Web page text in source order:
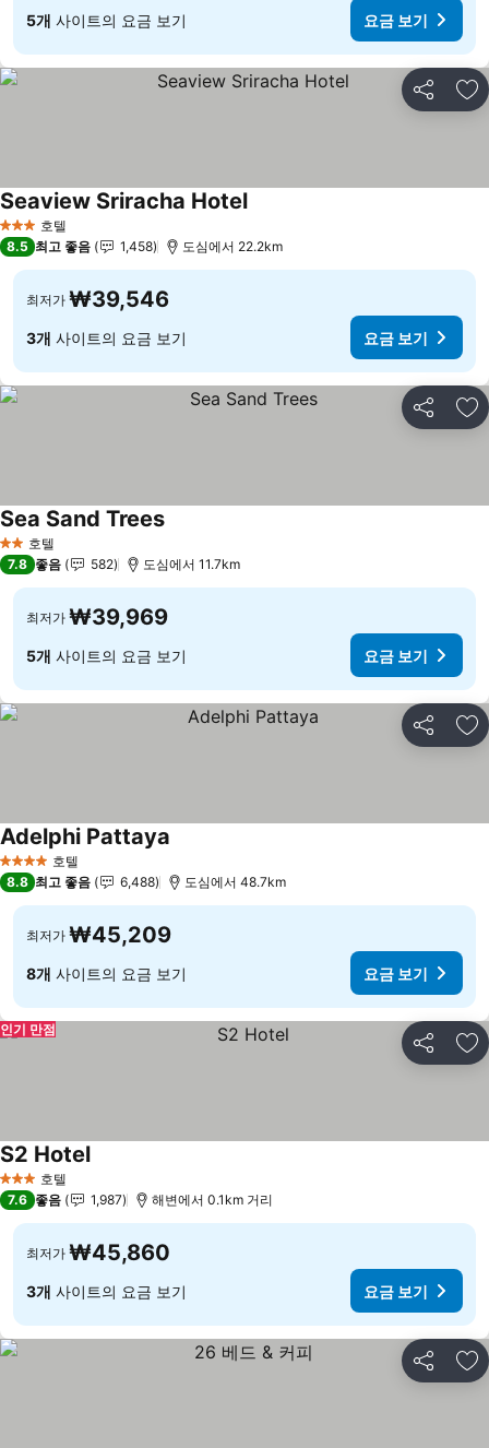
5개 사이트의 요금 보기 요금 보기
공유 즐
3 성급 호텔
Seaview Sriracha Hotel요금 보기
8.5 최고 좋음 1,458 도심에서 22.2km
최저가 ₩39,546
3개 사이트의 요금 보기 요금 보기
공유 즐
2 성급호텔
Sea Sand Trees요금 보기
7.8 좋음 582 도심에서 11.7km
최저가 ₩39,969
5개 사이트의 요금 보기 요금 보기
공유 즐
4 성급 호텔
Adelphi Pattaya
8.8 최고 좋음 6,488 도심에서 48.7km
최저가 ₩45,209
8개 사이트의 요금 보기 요금 보기
공유 즐
인기 만점
3 성급 호텔
S2 Hotel요금 보기
7.6 좋음 1,987 해변에서 0.1km 거리
최저가 ₩45,860
3개 사이트의 요금 보기 요금 보기
공유 즐